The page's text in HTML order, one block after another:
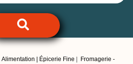
Alimentation | Épicerie Fine
Fromagerie -